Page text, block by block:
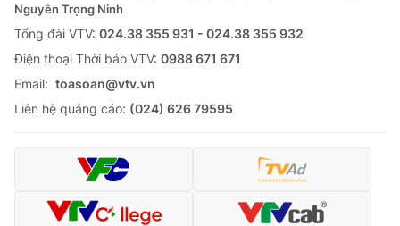
Nguyễn Trọng Ninh
Tổng đài VTV: 024.38 355 931 - 024.38 355 932
Ðiện thoại Thời báo VTV: 0988 671 671
Email: toasoan@vtv.vn
Liên hệ quảng cáo: (024) 626 79595